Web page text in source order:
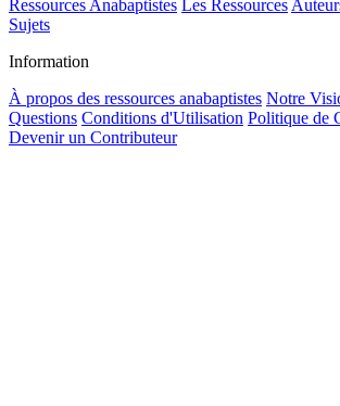
Ressources Anabaptistes Les Ressources
Sujets
Information
À propos des ressources anabaptistes Notre
Questions Conditions d'Utilisation Politique de
Devenir un Contributeur